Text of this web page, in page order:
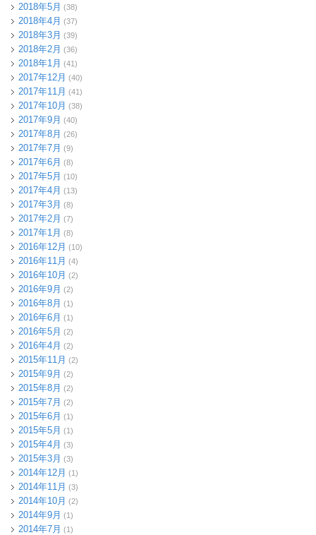
2018年5月 (38)
2018年4月 (37)
2018年3月 (39)
2018年2月 (36)
2018年1月 (41)
2017年12月 (40)
2017年11月 (41)
2017年10月 (38)
2017年9月 (40)
2017年8月 (26)
2017年7月 (9)
2017年6月 (8)
2017年5月 (10)
2017年4月 (13)
2017年3月 (8)
2017年2月 (7)
2017年1月 (8)
2016年12月 (10)
2016年11月 (4)
2016年10月 (2)
2016年9月 (2)
2016年8月 (1)
2016年6月 (1)
2016年5月 (2)
2016年4月 (2)
2015年11月 (2)
2015年9月 (2)
2015年8月 (2)
2015年7月 (2)
2015年6月 (1)
2015年5月 (1)
2015年4月 (3)
2015年3月 (3)
2014年12月 (1)
2014年11月 (3)
2014年10月 (2)
2014年9月 (1)
2014年7月 (1)